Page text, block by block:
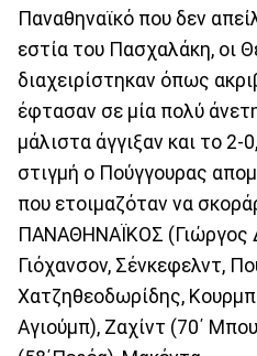
Παναθηναϊκό που δεν
εστία του Πασχαλάκη, οι
διαχειρίστηκαν όπως
έφτασαν σε μία πολύ
μάλιστα άγγιξαν και το 2-
στιγμή ο Πούγγουρας
που ετοιμαζόταν να
ΠΑΝΑΘΗΝΑΪΚΟΣ (Γιώργος
Γιόχανσον, Σένκεφελντ,
Χατζηθεοδωρίδης,
Αγιούμπ), Ζαχίντ (70΄